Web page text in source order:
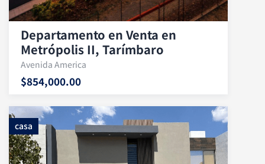
Departamento en Venta en
Metrópolis II, Tarímbaro
Avenida America
$854,000.00
casa